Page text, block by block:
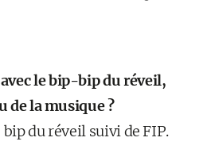
le bip-bip du réveil,
de la musique ?
bip du réveil suivi de FIP.